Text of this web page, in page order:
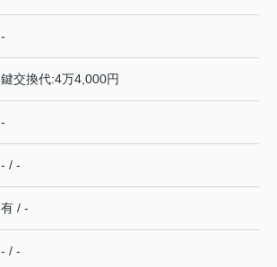
-
鍵交換代:4万4,000円
-
- / -
有 / -
- / -